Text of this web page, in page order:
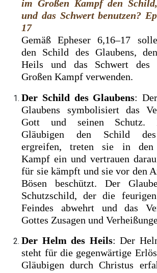
im Großen Kampf den
und das Schwert benutzen?
17
Gemäß Epheser 6,16–17
den Schild des Glaubens,
Heils und das Schwert des
Großen Kampf verwenden.
Der Schild des Glaubens:
Glaubens symbolisiert das
Gott und seinen Schutz.
Gläubigen den Schild des
ergreifen, treten sie in den
Kampf ein und vertrauen
für sie kämpft und sie vor den
Bösen beschützt. Der
Schutzschild, der die
Feindes abwehrt und das
Gottes Zusagen und
Der Helm des Heils: Der
steht für die gegenwärtige
Gläubigen durch Christus